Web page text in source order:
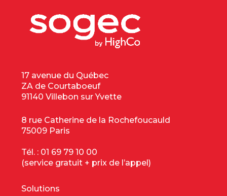
17 avenue du Québec
ZA de Courtaboeuf
91140 Villebon sur Yvette
8 rue Catherine de la Rochefoucauld
75009 Paris
Tél. : 01 69 79 10 00
(service gratuit + prix de l’appel)
Solutions